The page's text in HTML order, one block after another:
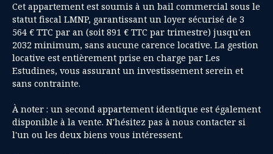
Cet appartement est soumis à un bail commercial sous le
statut fiscal LMNP, garantissant un loyer sécurisé de 3
564 € TTC par an (soit 891 € TTC par trimestre) jusqu'en
2032 minimum, sans aucune carence locative. La gestion
locative est entièrement prise en charge par Les
Estudines, vous assurant un investissement serein et
sans contrainte.
À noter : un second appartement identique est également
disponible à la vente. N'hésitez pas à nous contacter si
l'un ou les deux biens vous intéressent.